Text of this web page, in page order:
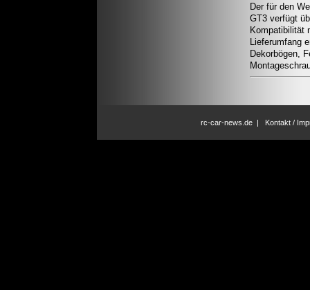
Der für den
GT3 verfügt
Kompatibilität
Lieferumfang
Dekorbögen,
rc-car-news.de| Kontakt /